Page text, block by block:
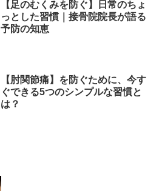
【足のむくみを防ぐ】日常のちょ
っとした習慣｜接骨院院長が語る
予防の知恵
【肘関節痛】を防ぐために、今す
ぐできる5つのシンプルな習慣と
は？